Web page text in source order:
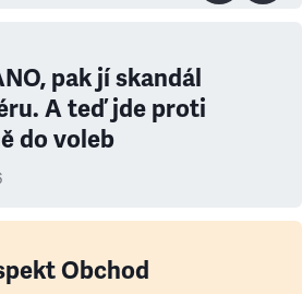
pak jí skandál
A teď jde proti
do voleb
Obchod